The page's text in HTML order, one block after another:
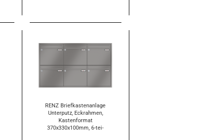
RENZ Brief­kas­ten­an­la­ge
Un­ter­putz, Eck­rah­men,
Kas­ten­for­mat
370x330x100mm, 6-​tei­